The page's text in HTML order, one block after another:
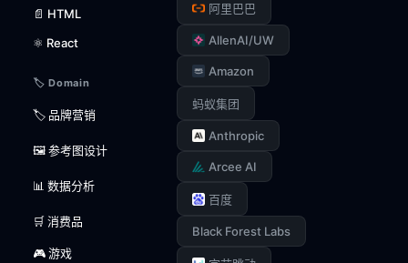
📄 HTML
⚛️ React
🏷️ Domain
🏷️ 品牌营销
🖼️ 参考图设计
📊 数据分析
🛒 消费品
🎮 游戏
阿里巴巴
AllenAI/UW
Amazon
蚂蚁集团
Anthropic
Arcee AI
百度
Black Forest Labs